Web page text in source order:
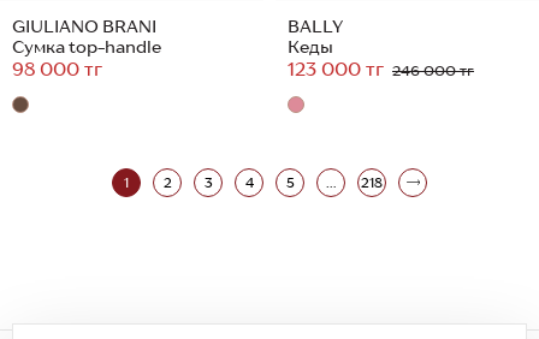
GIULIANO BRANI
Сумка top-handle
98 000 тг
BALLY
Кеды
123 000 тг 246 000 тг
1 2 3 4 5 ... 218